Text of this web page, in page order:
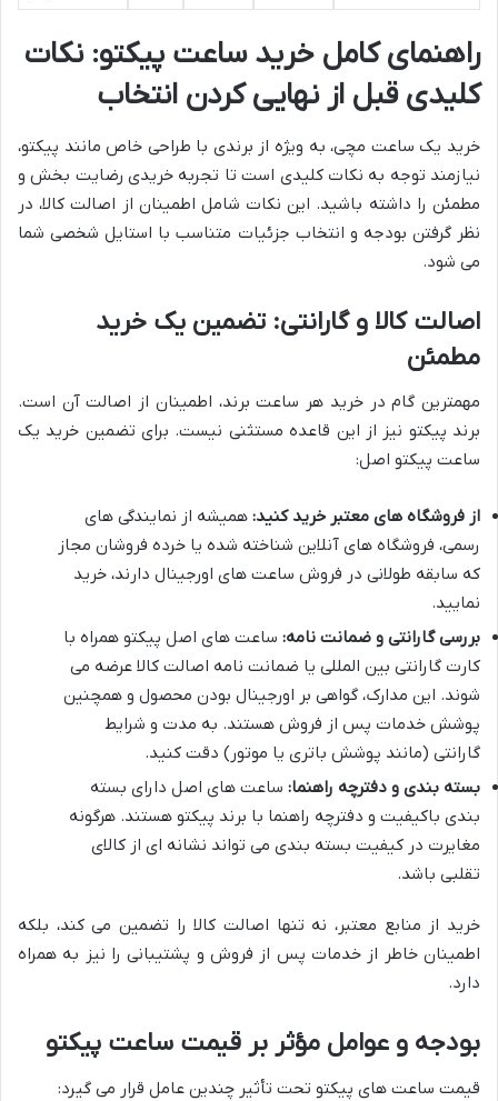
راهنمای کامل خرید ساعت پیکتو: نکات
کلیدی قبل از نهایی کردن انتخاب
خرید یک ساعت مچی، به ویژه از برندی با طراحی خاص مانند پیکتو،
نیازمند توجه به نکات کلیدی است تا تجربه خریدی رضایت بخش و
مطمئن را داشته باشید. این نکات شامل اطمینان از اصالت کالا، در
نظر گرفتن بودجه و انتخاب جزئیات متناسب با استایل شخصی شما
می شود.
اصالت کالا و گارانتی: تضمین یک خرید
مطمئن
مهمترین گام در خرید هر ساعت برند، اطمینان از اصالت آن است.
برند پیکتو نیز از این قاعده مستثنی نیست. برای تضمین خرید یک
ساعت پیکتو اصل:
از فروشگاه های معتبر خرید کنید: همیشه از نمایندگی های
رسمی، فروشگاه های آنلاین شناخته شده یا خرده فروشان مجاز
که سابقه طولانی در فروش ساعت های اورجینال دارند، خرید
نمایید.
بررسی گارانتی و ضمانت نامه: ساعت های اصل پیکتو همراه با
کارت گارانتی بین المللی یا ضمانت نامه اصالت کالا عرضه می
شوند. این مدارک، گواهی بر اورجینال بودن محصول و همچنین
پوشش خدمات پس از فروش هستند. به مدت و شرایط
گارانتی (مانند پوشش باتری یا موتور) دقت کنید.
بسته بندی و دفترچه راهنما: ساعت های اصل دارای بسته
بندی باکیفیت و دفترچه راهنما با برند پیکتو هستند. هرگونه
مغایرت در کیفیت بسته بندی می تواند نشانه ای از کالای
تقلبی باشد.
خرید از منابع معتبر، نه تنها اصالت کالا را تضمین می کند، بلکه
اطمینان خاطر از خدمات پس از فروش و پشتیبانی را نیز به همراه
دارد.
بودجه و عوامل مؤثر بر قیمت ساعت پیکتو
قیمت ساعت های پیکتو تحت تأثیر چندین عامل قرار می گیرد: